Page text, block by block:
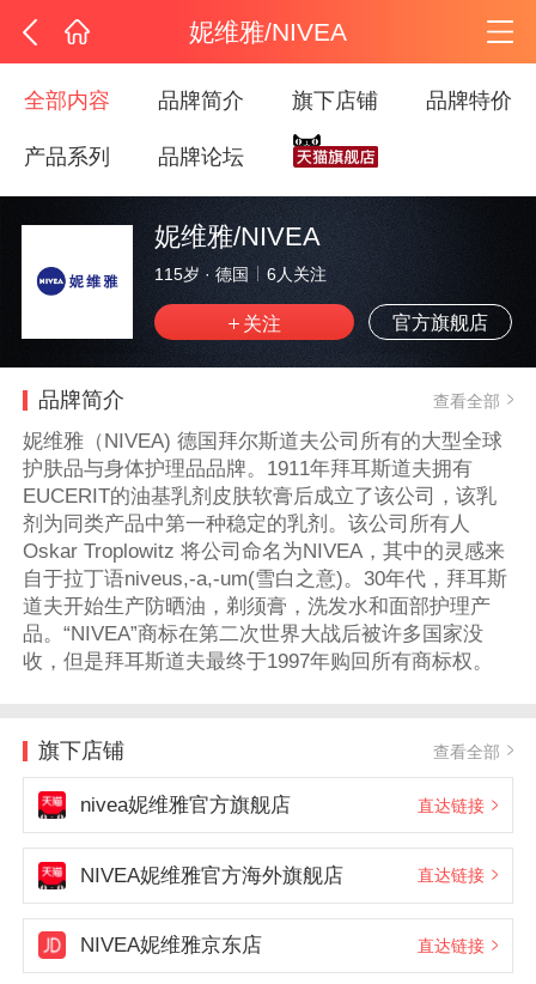
妮维雅/NIVEA
全部内容 品牌简介 旗下店铺 品牌特价
产品系列 品牌论坛
妮维雅/NIVEA
115岁 · 德国 6人关注
官方旗舰店
品牌简介 查看全部
妮维雅（NIVEA) 德国拜尔斯道夫公司所有的大型全球
护肤品与身体护理品品牌。1911年拜耳斯道夫拥有
EUCERIT的油基乳剂皮肤软膏后成立了该公司，该乳
剂为同类产品中第一种稳定的乳剂。该公司所有人
Oskar Troplowitz 将公司命名为NIVEA，其中的灵感来
自于拉丁语niveus,-a,-um(雪白之意)。30年代，拜耳斯
道夫开始生产防晒油，剃须膏，洗发水和面部护理产
品。“NIVEA”商标在第二次世界大战后被许多国家没
收，但是拜耳斯道夫最终于1997年购回所有商标权。
旗下店铺 查看全部
nivea妮维雅官方旗舰店 直达链接
NIVEA妮维雅官方海外旗舰店 直达链接
NIVEA妮维雅京东店 直达链接